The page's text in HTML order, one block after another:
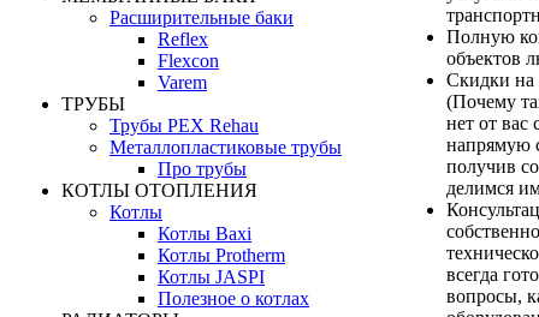
Расширительные баки
Reflex
Flexcon
Varem
ТРУБЫ
Трубы PEX Rehau
Металлопластиковые трубы
Про трубы
КОТЛЫ ОТОПЛЕНИЯ
Котлы
Котлы Baxi
Котлы Protherm
Котлы JASPI
Полезное о котлах
Полную
объектов
Скидки на
(Почему
нет от вас
напрямую
получив
делимся
всегда
вопросы,